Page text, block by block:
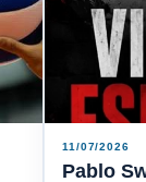
11/07/2026
Pablo